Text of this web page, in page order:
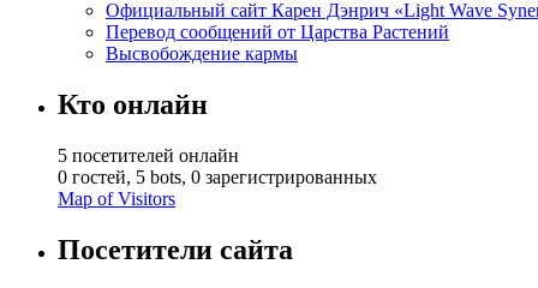
Официальный сайт Карен Дэнрич «Light Wave
Перевод сообщений от Царства Растений
Высвобождение кармы
Кто онлайн
5 посетителей онлайн
0 гостей, 5 bots, 0 зарегистрированных
Map of Visitors
Посетители сайта